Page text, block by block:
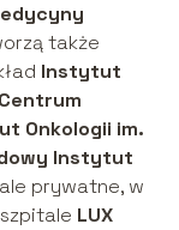
także
Instytut
Onkologii im.
Instytut
prywatne, w
LUX